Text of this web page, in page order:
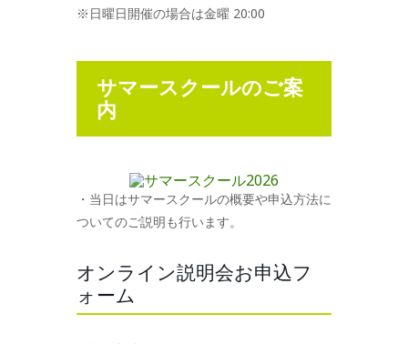
※日曜日開催の場合は金曜 20:00
サマースクールのご案
内
・当日はサマースクールの概要や申込方法に
ついてのご説明も行います。
オンライン説明会お申込フ
ォーム